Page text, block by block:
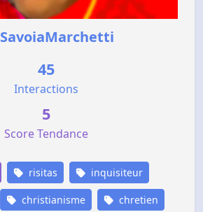
SavoiaMarchetti
45
Interactions
5
Score Tendance
risitas inquisiteur
christianisme chretien